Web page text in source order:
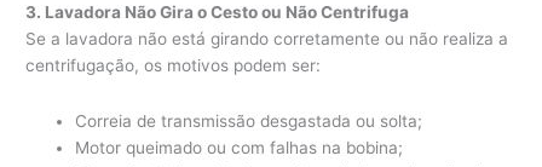
3. Lavadora Não Gira o Cesto ou Não Centrifuga
Se a lavadora não está girando corretamente ou não realiza a
centrifugação, os motivos podem ser:
Correia de transmissão desgastada ou solta;
Motor queimado ou com falhas na bobina;